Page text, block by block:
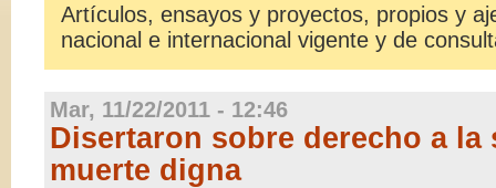
Artículos, ensayos y proyectos, propios y
nacional e internacional vigente y de
Mar, 11/22/2011 - 12:46
Disertaron sobre derecho a la
muerte digna